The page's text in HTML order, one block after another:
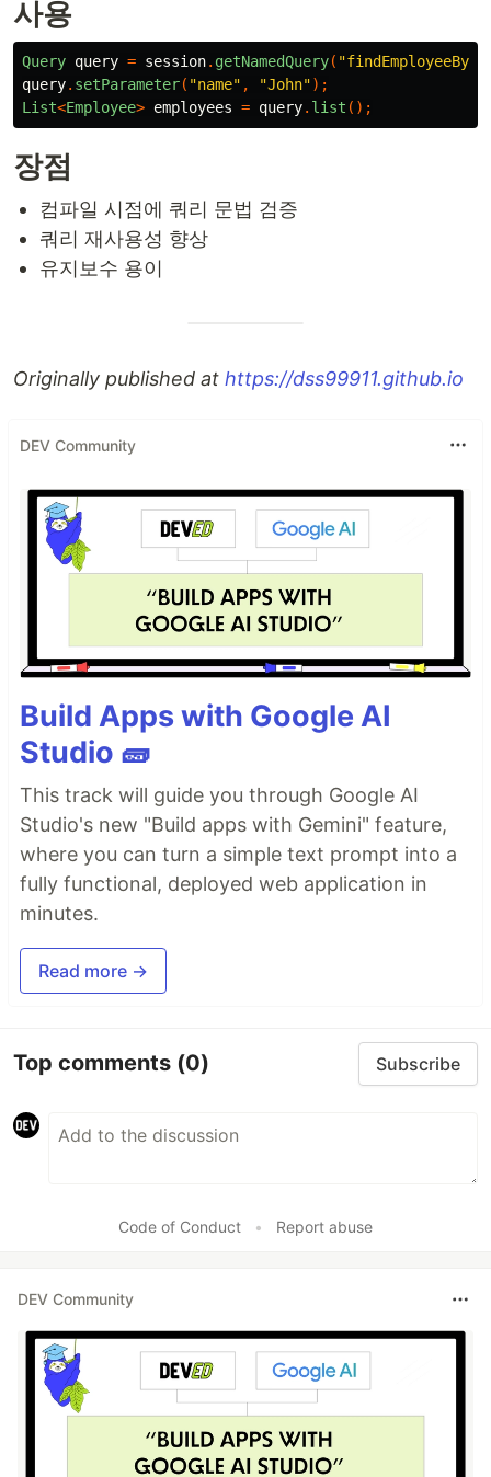
사용
Query query = session. getNamedQuery(
query. setParameter( "name" , "John");
List<Employee> employees = query. list ();
장점
컴파일 시점에 쿼리 문법 검증
쿼리 재사용성 향상
유지보수 용이
Originally published at https://dss99911.github.io
DEV Community
Build Apps with Google AI
Studio 🧱
This track will guide you through Google AI
Studio's new "Build apps with Gemini" feature,
where you can turn a simple text prompt into a
fully functional, deployed web application in
minutes.
Read more →
Top comments (0) Subscribe
Code of Conduct • Report abuse
DEV Community